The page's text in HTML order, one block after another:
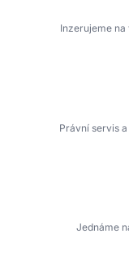
Inzerujeme
Právní servis
Jednáme